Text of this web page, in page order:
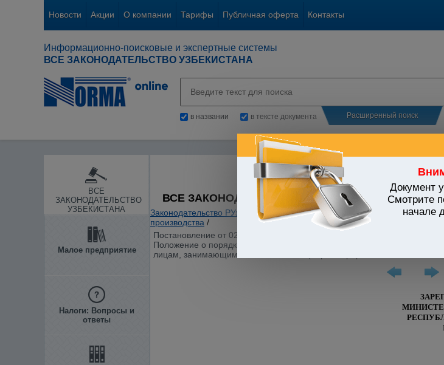
Новости Акции О компании Тарифы Публичная оферта Контакты
Информационно-поисковые и экспертные системы
ВСЕ ЗАКОНОДАТЕЛЬСТВО УЗБЕКИСТАНА
в названии в тексте документа Расширенный поиск
ВСЕ
ЗАКОНОДАТЕЛЬСТВО
УЗБЕКИСТАНА
Малое предприятие
Налоги: Вопросы и
ответы
Документ
Смотрите
начале
ВСЕ ЗАКОНОДАТЕЛЬСТВО УЗБЕКИСТАНА
Законодательство РУз Отдельные отрасли экономики Утратившие
производства /
Постановление от 02.07.2014 г. Министерства сельского и водного
Положение о порядке забоя скота на специализированных убойных
лицам, занимающимся забоем скота" (Зарегистрировано МЮ 11.07.2014